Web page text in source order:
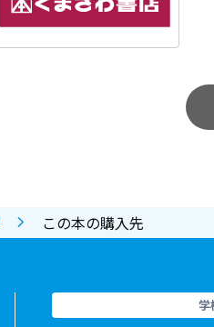
この本の購入先
学